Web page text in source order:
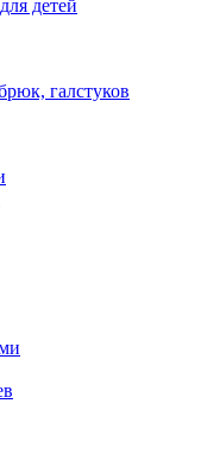
детей
галстуков